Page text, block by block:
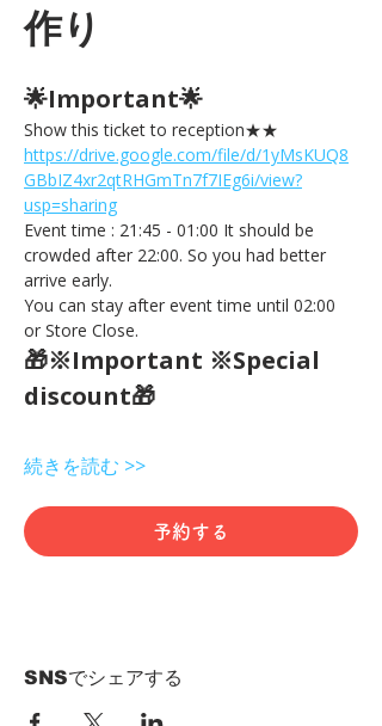
作り
🌟Important🌟
Show this ticket to reception★★
https://drive.google.com/file/d/1yMsKUQ8
GBbIZ4xr2qtRHGmTn7f7IEg6i/view?
usp=sharing
Event time : 21:45 - 01:00 It should be
crowded after 22:00. So you had better
arrive early.
You can stay after event time until 02:00
or Store Close.
🎁※Important ※Special
discount🎁
続きを読む >>
予約する
SNSでシェアする